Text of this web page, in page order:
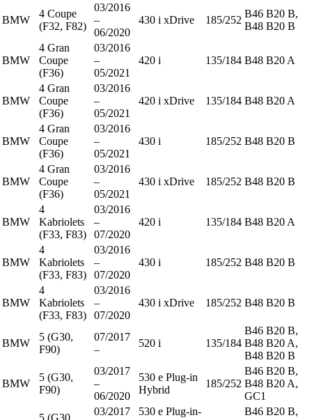
BMW
4 Coupe
(F32, F82)
03/2016
–
06/2020
430 i xDrive 185/252
B46 B20 B,
B48 B20 B
BMW
4 Gran
Coupe
(F36)
03/2016
–
05/2021
420 i 135/184 B48 B20 A
BMW
4 Gran
Coupe
(F36)
03/2016
–
05/2021
420 i xDrive 135/184 B48 B20 A
BMW
4 Gran
Coupe
(F36)
03/2016
–
05/2021
430 i 185/252 B48 B20 B
BMW
4 Gran
Coupe
(F36)
03/2016
–
05/2021
430 i xDrive 185/252 B48 B20 B
BMW
4
Kabriolets
(F33, F83)
03/2016
–
07/2020
420 i 135/184 B48 B20 A
BMW
4
Kabriolets
(F33, F83)
03/2016
–
07/2020
430 i 185/252 B48 B20 B
BMW
4
Kabriolets
(F33, F83)
03/2016
–
07/2020
430 i xDrive 185/252 B48 B20 B
BMW
5 (G30,
F90)
07/2017
–
520 i 135/184
B46 B20 B,
B48 B20 A,
B48 B20 B
BMW
5 (G30,
F90)
03/2017
–
06/2020
530 e Plug-in
Hybrid
185/252
B46 B20 B,
B48 B20 A,
GC1
5 (G30,
03/2017
530 e Plug-in-
B46 B20 B,